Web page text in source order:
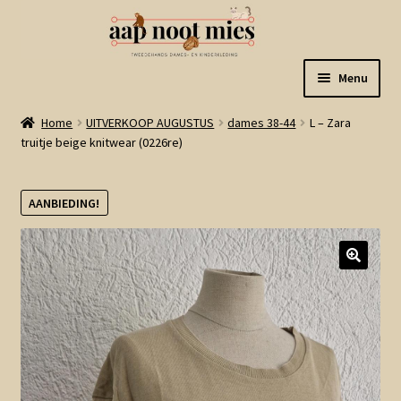
naar
navigatie
de
inhoud
Menu
Welkom
Winkel
Mijn account
Winkelmand
Linkjes
Home UITVERKOOP AUGUSTUS dames 38-44
L – Zara
truitje beige knitwear (0226re)
AANBIEDING!